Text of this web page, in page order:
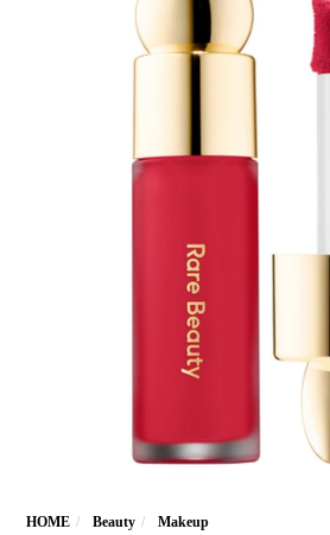
HOME Beauty Makeup